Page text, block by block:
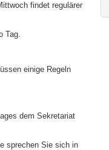
findet regulärer
Tag.
einige Regeln
dem Sekretariat
sprechen Sie sich in